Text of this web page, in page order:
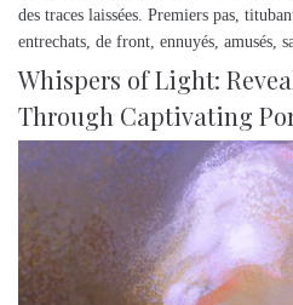
des traces laissées. Premiers pas,
entrechats, de front, ennuyés, amusés,
Whispers of Light:
Through Captivating